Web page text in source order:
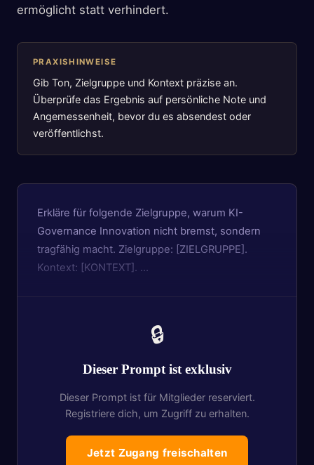
ermöglicht statt verhindert.
PRAXISHINWEISE
Gib Ton, Zielgruppe und Kontext präzise an.
Überprüfe das Ergebnis auf persönliche Note und
Angemessenheit, bevor du es absendest oder
veröffentlichst.
Erkläre für folgende Zielgruppe, warum KI-
Governance Innovation nicht bremst, sondern
tragfähig macht. Zielgruppe: [ZIELGRUPPE].
Kontext: [KONTEXT]. …
🔒
Dieser Prompt ist exklusiv
Dieser Prompt ist für Mitglieder reserviert.
Registriere dich, um Zugriff zu erhalten.
Jetzt Zugang freischalten